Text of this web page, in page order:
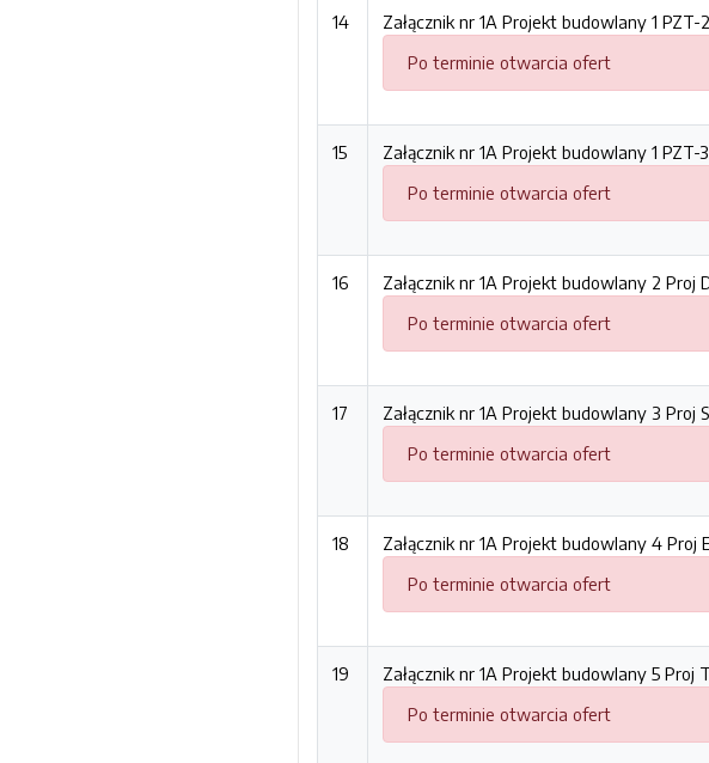
14
Załącznik nr 1A Projekt budowlany 1 PZT-
Po terminie otwarcia ofert
15
Załącznik nr 1A Projekt budowlany 1 PZT-
Po terminie otwarcia ofert
16
Załącznik nr 1A Projekt budowlany 2 Proj
Po terminie otwarcia ofert
17
Załącznik nr 1A Projekt budowlany 3 Proj
Po terminie otwarcia ofert
18
Załącznik nr 1A Projekt budowlany 4 Proj
Po terminie otwarcia ofert
19
Załącznik nr 1A Projekt budowlany 5 Proj
Po terminie otwarcia ofert